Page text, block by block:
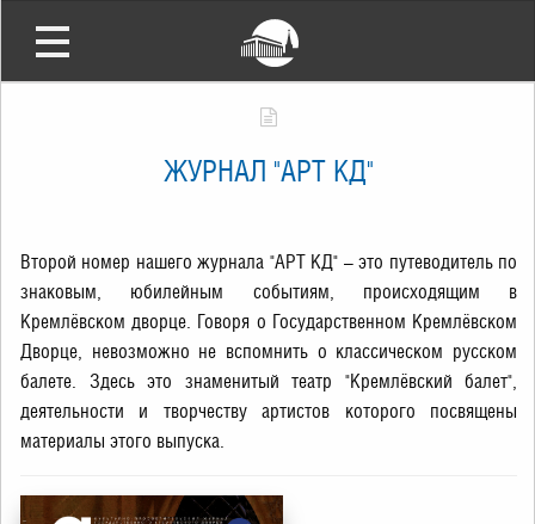
ЖУРНАЛ "АРТ КД"
Второй номер нашего журнала "АРТ КД" – это путеводитель по
знаковым, юбилейным событиям, происходящим в
Кремлёвском дворце. Говоря о Государственном Кремлёвском
Дворце, невозможно не вспомнить о классическом русском
балете. Здесь это знаменитый театр "Кремлёвский балет",
деятельности и творчеству артистов которого посвящены
материалы этого выпуска.